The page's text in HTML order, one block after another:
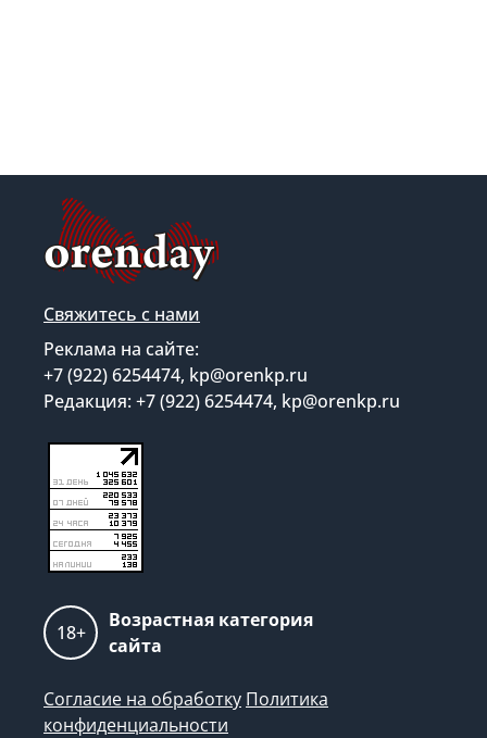
Свяжитесь с нами
Реклама на сайте:
+7 (922) 6254474, kp@orenkp.ru
Редакция: +7 (922) 6254474, kp@orenkp.ru
18+
Возрастная категория
сайта
Согласие на обработку Политика
конфиденциальности